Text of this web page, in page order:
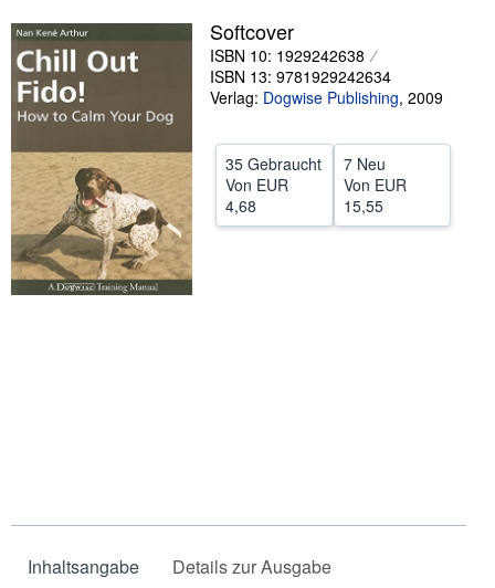
Verkäufer werden
Hilfe
SCHLIESSEN
Softcover
ISBN 10: 1929242638
ISBN 13: 9781929242634
Verlag: Dogwise Publishing, 2009
35 Gebraucht
Von EUR
4,68
7 Neu
Von EUR
15,55
Inhaltsangabe Details zur Ausgabe